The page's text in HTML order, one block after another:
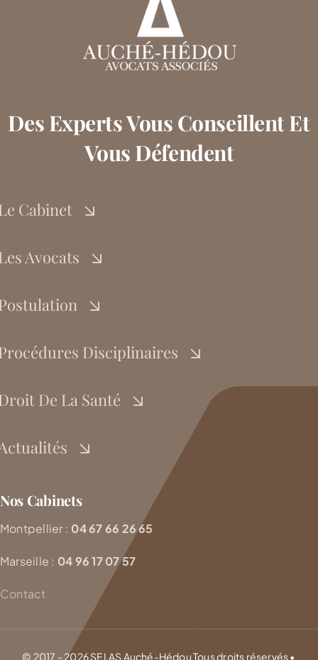
Des Experts Vous Conseillent Et
Vous Défendent
Cabinet
Avocats
Disciplinaires
De La Santé
Nos Cabinets
Montpellier : 04 67 66 26 65
Marseille : 04 96 17 07 57
Contact
© 2017 - 2026 SELAS Auché-Hédou Tous droits réservés •